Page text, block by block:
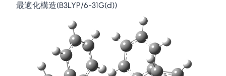
最適化構造(B3LYP/6-31G(d))